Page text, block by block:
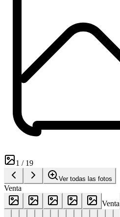
1 / 19
Ver todas las fotos
Venta
Venta